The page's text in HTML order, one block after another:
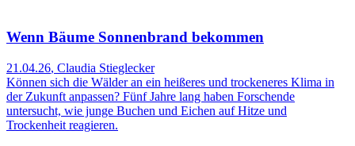
Wenn Bäume Sonnenbrand bekommen
21.04.26, Claudia Stieglecker
Können sich die Wälder an ein heißeres und trockeneres Klima in
der Zukunft anpassen? Fünf Jahre lang haben Forschende
untersucht, wie junge Buchen und Eichen auf Hitze und
Trockenheit reagieren.